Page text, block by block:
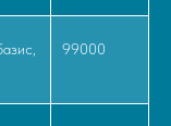
99000